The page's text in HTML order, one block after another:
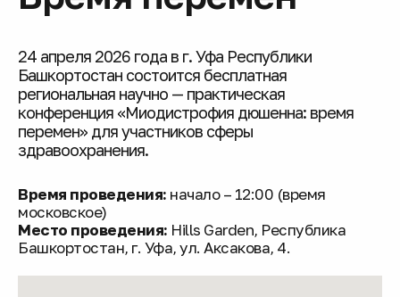
24 апреля 2026 года в г. Уфа Республики
Башкортостан состоится бесплатная
региональная научно — практическая
конференция «Миодистрофия дюшенна: время
перемен» для участников сферы
здравоохранения.
Время проведения: начало – 12:00 (время
московское)
Место проведения: Hills Garden, Республика
Башкортостан, г. Уфа, ул. Аксакова, 4.